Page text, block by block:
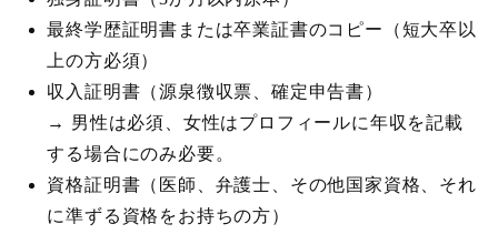
最終学歴証明書または卒業証書のコピー（短大卒以
上の方必須）
収入証明書（源泉徴収票、確定申告書）
→ 男性は必須、女性はプロフィールに年収を記載
する場合にのみ必要。
資格証明書（医師、弁護士、その他国家資格、それ
に準ずる資格をお持ちの方）